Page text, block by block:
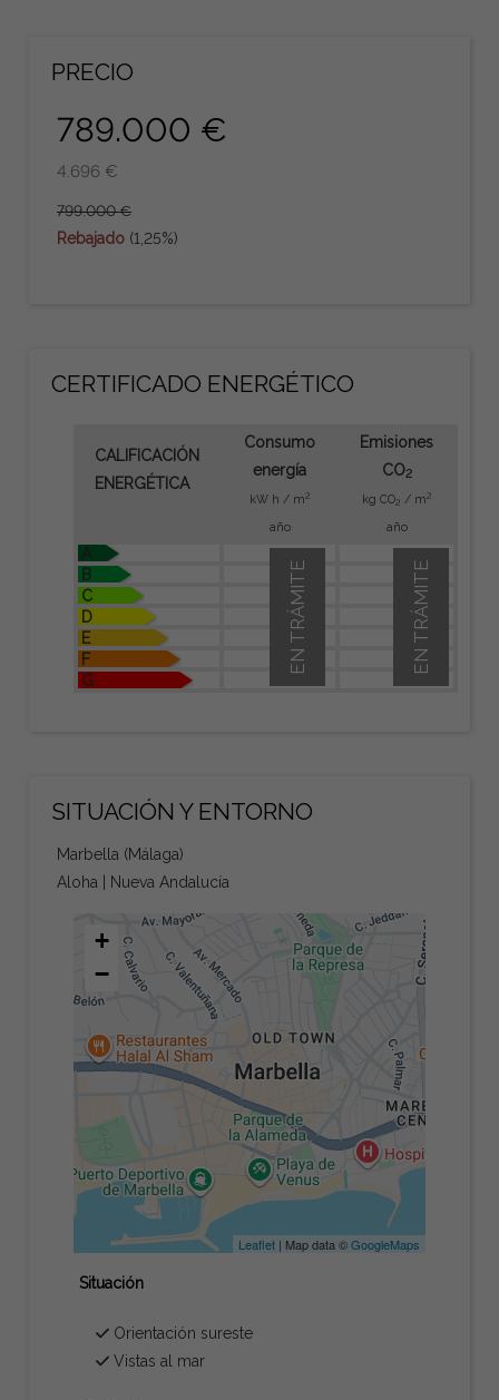
PRECIO
789.000 €
4.696 €
799.000 €
Rebajado (1,25%)
CERTIFICADO ENERGÉTICO
CALIFICACIÓN
ENERGÉTICA
Consumo
energía
kW h / m2
año
Emisiones
CO2
kg CO2 / m2
año
A
B
C
D
E
F
G
EN TRÁMITE
EN TRÁMITE
SITUACIÓN Y ENTORNO
Marbella (Málaga)
Aloha | Nueva Andalucía
+
−
Leaflet| Map data ©GoogleMaps
Situación
Orientación sureste
Vistas al mar